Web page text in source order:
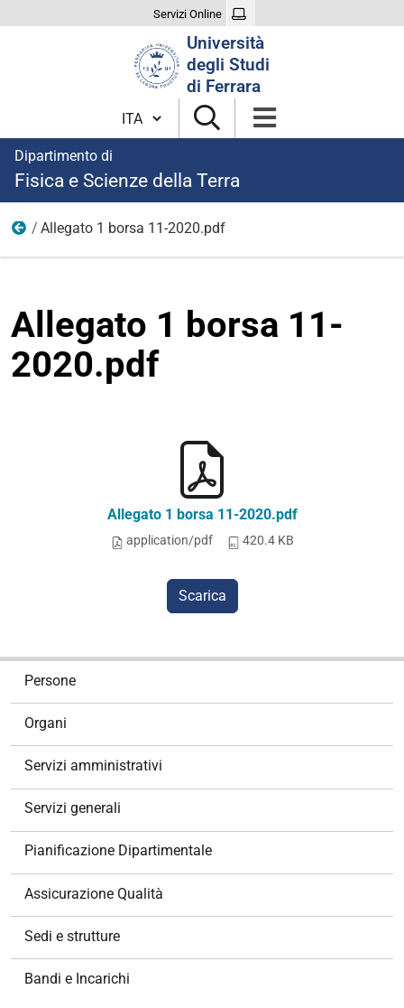
Servizi Online
Università
degli Studi
di Ferrara
Cambia lingua
Dipartimento di
Fisica e Scienze della Terra
modulistica borse 2020
Allegato 1 borsa 11-2020.pdf
Allegato 1 borsa 11-
2020.pdf
Allegato 1 borsa 11-2020.pdf
application/pdf 420.4 KB
Scarica
Persone
Organi
Servizi amministrativi
Servizi generali
Pianificazione Dipartimentale
Assicurazione Qualità
Sedi e strutture
Bandi e Incarichi